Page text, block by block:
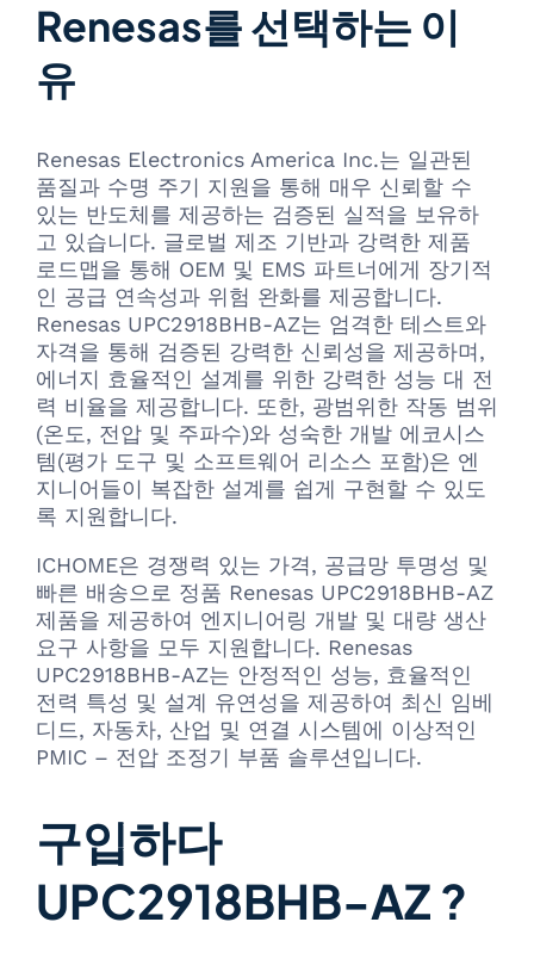
Renesas를 선택하는 이
유
Renesas Electronics America Inc.는 일관된
품질과 수명 주기 지원을 통해 매우 신뢰할 수
있는 반도체를 제공하는 검증된 실적을 보유하
고 있습니다. 글로벌 제조 기반과 강력한 제품
로드맵을 통해 OEM 및 EMS 파트너에게 장기적
인 공급 연속성과 위험 완화를 제공합니다.
Renesas UPC2918BHB-AZ는 엄격한 테스트와
자격을 통해 검증된 강력한 신뢰성을 제공하며,
에너지 효율적인 설계를 위한 강력한 성능 대 전
력 비율을 제공합니다. 또한, 광범위한 작동 범위
(온도, 전압 및 주파수)와 성숙한 개발 에코시스
템(평가 도구 및 소프트웨어 리소스 포함)은 엔
지니어들이 복잡한 설계를 쉽게 구현할 수 있도
록 지원합니다.
ICHOME은 경쟁력 있는 가격, 공급망 투명성 및
빠른 배송으로 정품 Renesas UPC2918BHB-AZ
제품을 제공하여 엔지니어링 개발 및 대량 생산
요구 사항을 모두 지원합니다. Renesas
UPC2918BHB-AZ는 안정적인 성능, 효율적인
전력 특성 및 설계 유연성을 제공하여 최신 임베
디드, 자동차, 산업 및 연결 시스템에 이상적인
PMIC – 전압 조정기 부품 솔루션입니다.
구입하다
UPC2918BHB-AZ ?